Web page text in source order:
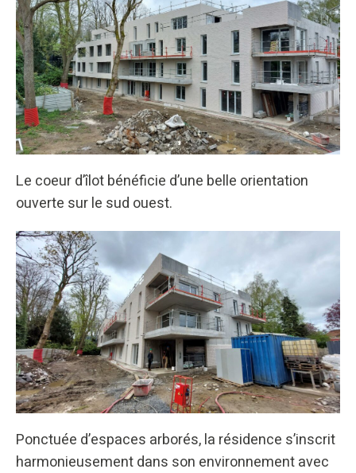
Le coeur d’îlot bénéficie d’une belle orientation
ouverte sur le sud ouest.
Ponctuée d’espaces arborés, la résidence s’inscrit
harmonieusement dans son environnement avec